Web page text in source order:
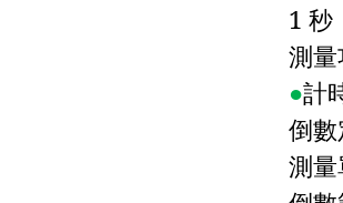
1 秒
測
●計
倒
測量